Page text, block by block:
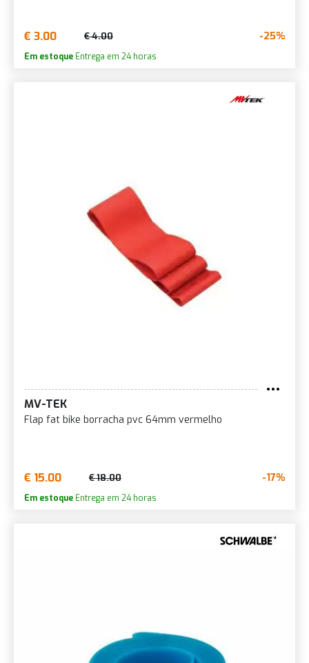
€ 3.00 € 4.00 -25%
Em estoque Entrega em 24 horas
MV-TEK
Flap fat bike borracha pvc 64mm vermelho
€ 15.00 € 18.00 -17%
Em estoque Entrega em 24 horas